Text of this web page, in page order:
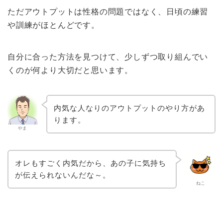
ただアウトプットは性格の問題ではなく、日頃の練習
や訓練がほとんどです。
自分に合った方法を見つけて、少しずつ取り組んでい
くのが何より大切だと思います。
やま
内気な人なりのアウトプットのやり方があ
ります。
ねこ
オレもすごく内気だから、あの子に気持ち
が伝えられないんだな～。